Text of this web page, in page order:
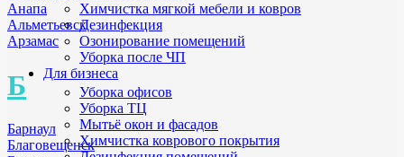
Анапа
Альметьевск
Арзамас
Б
Барнаул
Благовещенск
Химчистка мягкой мебели и ковров
Дезинфекция
Озонирование помещений
Уборка после ЧП
Для бизнеса
Уборка офисов
Уборка ТЦ
Мытьё окон и фасадов
Химчистка коврового покрытия